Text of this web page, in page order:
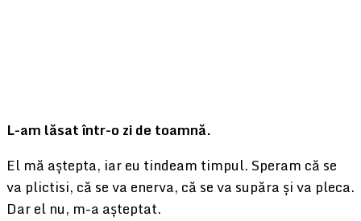
L-am lăsat într-o zi de toamnă.
El mă aștepta, iar eu tindeam timpul. Speram că se
va plictisi, că se va enerva, că se va supăra și va pleca.
Dar el nu, m-a așteptat.